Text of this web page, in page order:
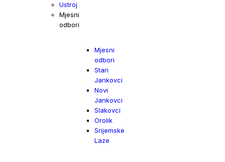
Ustroj
Mjesni
odbori
Mjesni
odbori
Stari
Jankovci
Novi
Jankovci
Slakovci
Orolik
Srijemske
Laze